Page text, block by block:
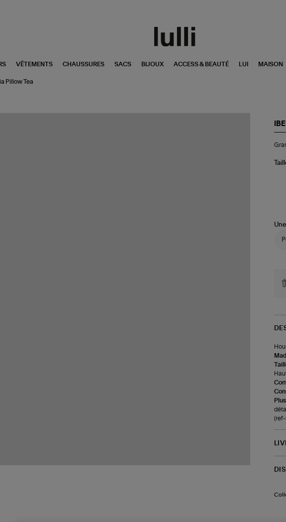
VÊTEMENTS CHAUSSURES SACS BIJOUX ACCESS & BEAUTÉ LUI MAISON
Pillow Tea
(ref-